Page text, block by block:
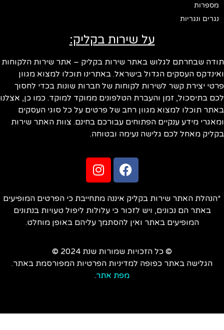
מספרות
נגרים ונגריות
על שירות בקליק:
שבחרתם לגלוש באתר שירות בקליק – אתר שירות הלקוחות
העסקים הגדול בישראל. באתרינו תוכלו למצוא מגוון
יצירת קשר לשירות לקוחות של חברות שונות בכדי לחסוך
בתיסכול, זמן והעברת הטלפונים ממוקד למוקד. כמו כן, אצלנו
תוכלו למצוא מגוון רחב של פרטים על כל סוגי העסקים
מידע ענקיים הפתוחים עבורכם בחינם. צוות האתר שירות
מאחל לכם גלישה נעימה ובטוחה.
האתר שירות בקליק איננה מתחייבת כי הפרטים המופיעים
באתר הם נכונים, ויש לזכור כי עלולות ליפול טעויות בנתונים
המופיעים באתר ואין להסתמך עליהם באופן מוחלט.
© כל הזכויות שמורות שנת 2024 ©
הגלישה באתר כפופה למדיניות הפרטיות המפורסמת באתר.
מפת אתר.